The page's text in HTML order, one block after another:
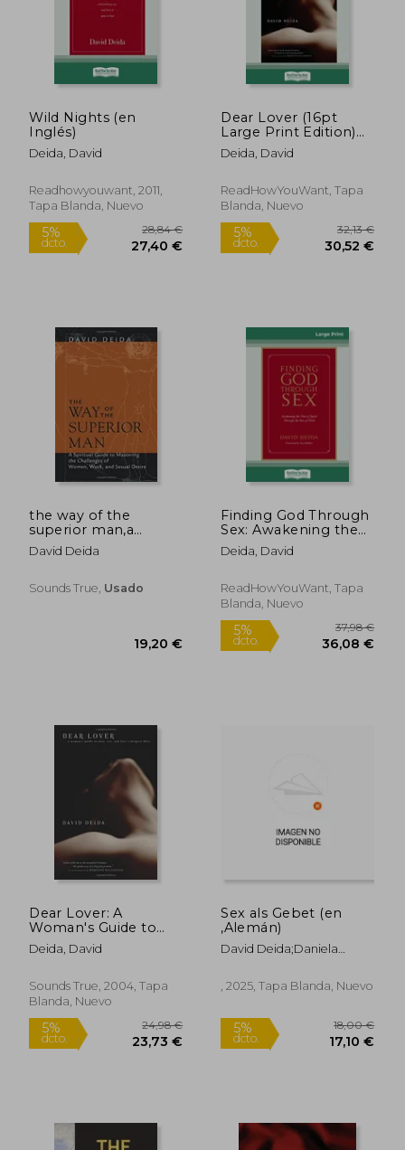
Wild Nights (en
Inglés)
Deida, David
Readhowyouwant, 2011,
Tapa Blanda, Nuevo
dcto. 27,40 €
Dear Lover (16pt
Large Print Edition)
(en Inglés)
Deida, David
ReadHowYouWant, Tapa
Blanda, Nuevo
the way of the
superior man,a
spiritual guide to
mastering the
woman, work, and
David Deida
Sounds True, Usado
Finding God Through
Sex: Awakening the
One of Spirit
Through the Two of
Print Edition) (en
Inglés)
Deida, David
ReadHowYouWant, Tapa
Blanda, Nuevo
Dear Lover: A
Woman's Guide to
Men, Sex, and Love's
Deepest Bliss (en
Deida, David
Sounds True, 2004, Tapa
Blanda, Nuevo
Sex als Gebet (en
,Alemán)
David Deida;Daniela
, 2025, Tapa Blanda, Nuevo